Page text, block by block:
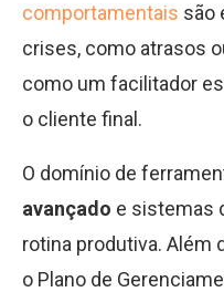
comportamentais são
crises, como atrasos
como um facilitador
o cliente final.
O domínio de
avançado e sistemas
rotina produtiva. Além
o Plano de